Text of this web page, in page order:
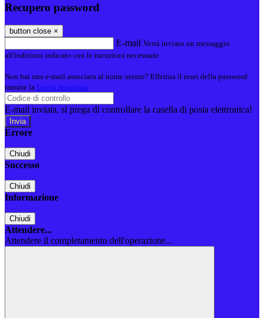
Recupero password
button close ×
E-mail Verrà inviato un messaggio
all'indirizzo indicato con le istruzioni necessarie.
Non hai una e-mail associata al nome utente? Effettua il reset della password
tramite la Login Spaggiari
E-mail inviata, si prega di controllare la casella di posta elettronica!
Errore
Chiudi
Successo
Chiudi
Informazione
Chiudi
Attendere...
Attendere il completamento dell'operazione...